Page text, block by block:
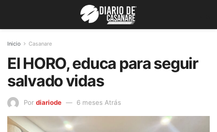
Inicio Casanare
El HORO, educa para seguir
salvado vidas
Por diariode 6 meses Atrás